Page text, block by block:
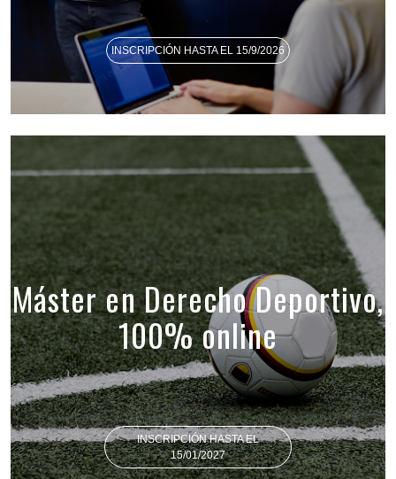
INSCRIPCIÓN HASTA EL 15/9/2026
Máster en Derecho Deportivo,
100% online
INSCRIPCIÓN HASTA EL
15/01/2027